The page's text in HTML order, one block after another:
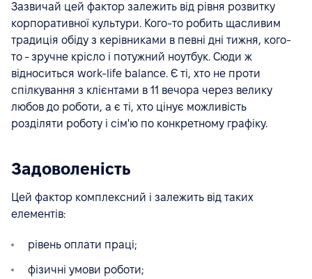
Зазвичай цей фактор залежить від рівня розвитку
корпоративної культури. Кого-то робить щасливим
традиція обіду з керівниками в певні дні тижня, кого-
то - зручне крісло і потужний ноутбук. Сюди ж
відноситься work-life balance. Є ті, хто не проти
спілкування з клієнтами в 11 вечора через велику
любов до роботи, а є ті, хто цінує можливість
розділяти роботу і сім'ю по конкретному графіку.
Задоволеність
Цей фактор комплексний і залежить від таких
елементів:
рівень оплати праці;
фізичні умови роботи;